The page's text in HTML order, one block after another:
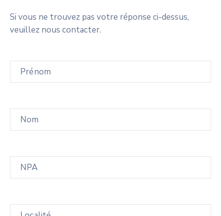
Si vous ne trouvez pas votre réponse ci-dessus,
veuillez nous contacter.